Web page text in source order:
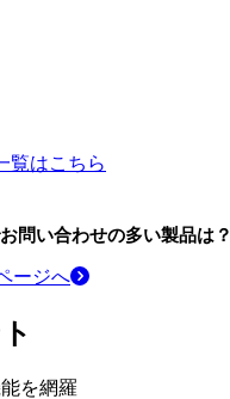
覧はこちら
問い合わせの多い製品は？
ージへ
を網羅